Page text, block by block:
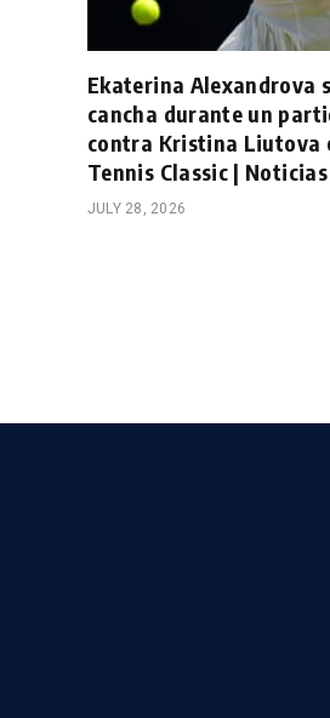
Ekaterina Alexandrova
cancha durante un
contra Kristina Liutova
Tennis Classic |
JULY 28, 2026